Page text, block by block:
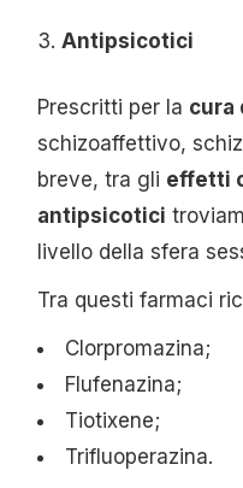
Antipsicotici
Prescritti per la cura
schizoaffettivo,
breve, tra gli effetti
antipsicotici
livello della sfera
Tra questi farmaci
Clorpromazina;
Flufenazina;
Tiotixene;
Trifluoperazina.